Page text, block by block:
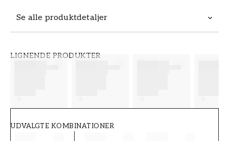
Se alle produktdetaljer
LIGNENDE PRODUKTER
UDVALGTE KOMBINATIONER